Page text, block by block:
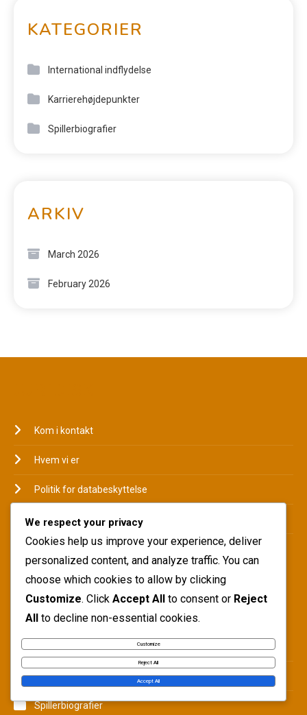
KATEGORIER
International indflydelse
Karrierehøjdepunkter
Spillerbiografier
ARKIV
March 2026
February 2026
Kom i kontakt
Hvem vi er
Politik for databeskyttelse
Cookieindstillinger
Servicevilkår
KATEGORIER
International indflydelse
Karrierehøjdepunkter
Spillerbiografier
We respect your privacy
Cookies help us improve your experience, deliver
personalized content, and analyze traffic. You can
choose which cookies to allow by clicking
Customize. Click Accept All to consent or Reject
All to decline non-essential cookies.
Customize
Reject All
Accept All